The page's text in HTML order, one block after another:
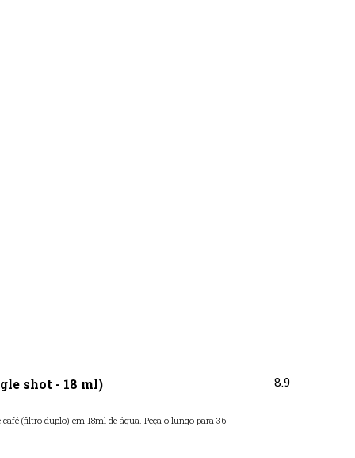
shot - 18 ml)
(filtro duplo) em 18ml de água. Peça o lungo para 36
8.9